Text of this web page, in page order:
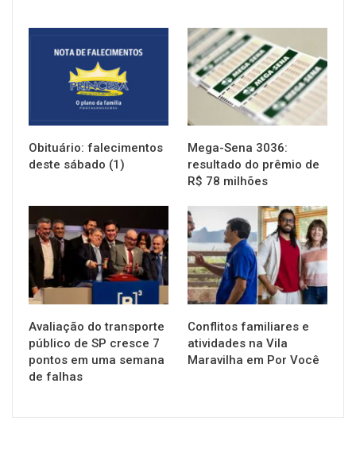
Obituário: falecimentos
deste sábado (1)
NOTÍCIAS
Mega-Sena 3036:
resultado do prêmio de
R$ 78 milhões
NOTÍCIAS
Avaliação do transporte
público de SP cresce 7
pontos em uma semana
de falhas
NOTÍCIAS
Conflitos familiares e
atividades na Vila
Maravilha em Por Você